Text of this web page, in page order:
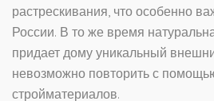
растрескивания, что особенно
России. В то же время
придает дому уникальный
невозможно повторить с
стройматериалов.